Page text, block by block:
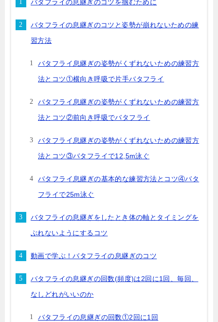
バタフライの息継ぎのコツを掴むために
バタフライの息継ぎのコツと姿勢が崩れないための練
習方法
バタフライ息継ぎの姿勢がくずれないための練習方
法とコツ①横向き呼吸で片手バタフライ
バタフライ息継ぎの姿勢がくずれないための練習方
法とコツ②前向き呼吸でバタフライ
バタフライ息継ぎの姿勢がくずれないための練習方
法とコツ③バタフライで12,5m泳ぐ
バタフライ息継ぎの基本的な練習方法とコツ④バタ
フライで25m泳ぐ
バタフライの息継ぎをしたとき体の軸とタイミングを
ぶれないようにするコツ
動画で学ぶ！バタフライの息継ぎのコツ
バタフライの息継ぎの回数(頻度)は2回に1回、毎回、
なしどれがいいのか
バタフライの息継ぎの回数①2回に1回